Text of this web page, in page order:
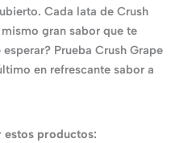
Cada lata de Crush
gran sabor que te
Prueba Crush Grape
en refrescante sabor a
estos productos: